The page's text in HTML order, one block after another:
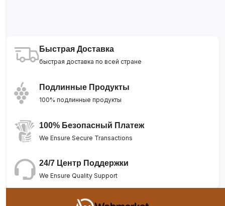
Быстрая Доставка
быстрая доставка по всей стране
Подлинные Продукты
100% подлинные продукты
100% Безопасный Платеж
We Ensure Secure Transactions
24/7 Центр Поддержки
We Ensure Quality Support